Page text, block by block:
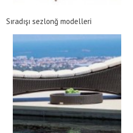
Sıradışı sezlonğ modelleri